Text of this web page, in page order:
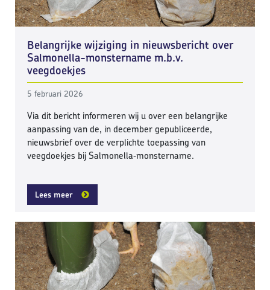
Belangrijke wijziging in nieuwsbericht over
Salmonella-monstername m.b.v.
veegdoekjes
5 februari 2026
Via dit bericht informeren wij u over een belangrijke
aanpassing van de, in december gepubliceerde,
nieuwsbrief over de verplichte toepassing van
veegdoekjes bij Salmonella‑monstername.
Lees meer